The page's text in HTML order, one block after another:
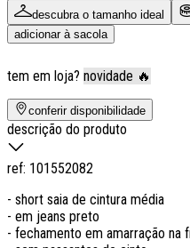
descubra o tamanho ideal
adicionar à sacola
tem em loja? novidade 🔥
conferir disponibilidade
descrição do produto
ref: 101552082
- short saia de cintura média
- em jeans preto
- fechamento em amarração na